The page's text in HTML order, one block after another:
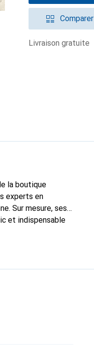
Comparer
livraison gratuite
la boutique
experts en
Sur mesure, ses
et indispensable